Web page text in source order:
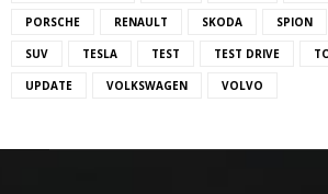
PORSCHE RENAULT SKODA SPION
SUV TESLA TEST TEST DRIVE
UPDATE VOLKSWAGEN VOLVO